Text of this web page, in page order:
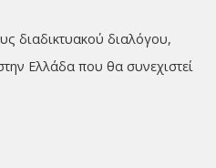
διαδικτυακού διαλόγου,
Ελλάδα που θα συνεχιστεί